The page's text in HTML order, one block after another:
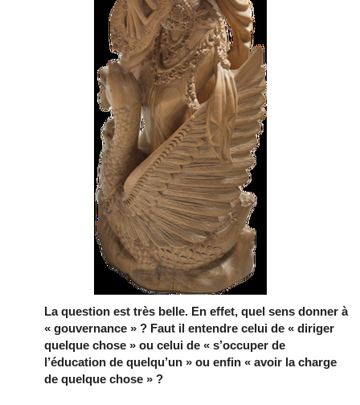
La question est très belle. En effet, quel sens donner à
« gouvernance » ? Faut il entendre celui de « diriger
quelque chose » ou celui de « s’occuper de
l’éducation de quelqu’un » ou enfin « avoir la charge
de quelque chose » ?